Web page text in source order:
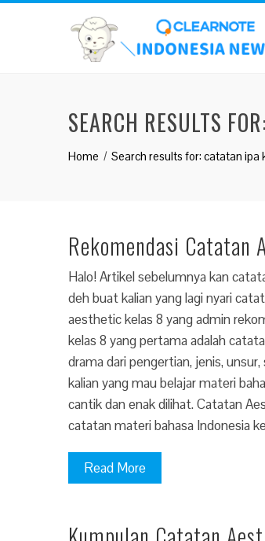
SEARCH RESULTS FOR:
Home Search results for: catatan ipa
Rekomendasi Catatan
Halo! Artikel sebelumnya kan
deh buat kalian yang lagi nyari
aesthetic kelas 8 yang admin
kelas 8 yang pertama adalah
drama dari pengertian, jenis,
kalian yang mau belajar materi
cantik dan enak dilihat. Catatan
catatan materi bahasa Indonesia
Read More